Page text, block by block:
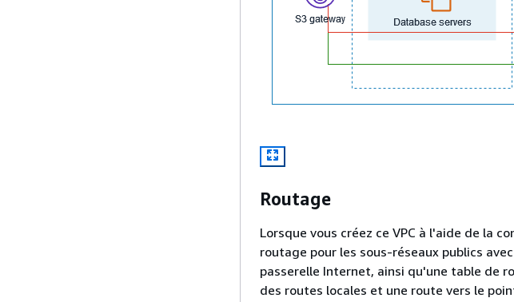
Routage
Lorsque vous créez ce VPC à l'aide de la
routage pour les sous-réseaux publics
passerelle Internet, ainsi qu'une table de
des routes locales et une route vers le